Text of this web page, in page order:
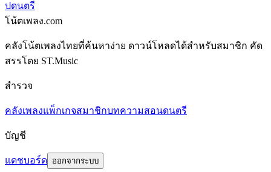
ปดนตรี
โน้ตเพลง.com
คลังโน้ตเพลงไทยที่ค้นหาง่าย ดาวน์โหลดได้สำหรับสมาชิก คัด
สรรโดย ST.Music
สำรวจ
คลังเพลงแพ็กเกจสมาชิกบทความสอนดนตรี
บัญชี
แดชบอร์ด ออกจากระบบ